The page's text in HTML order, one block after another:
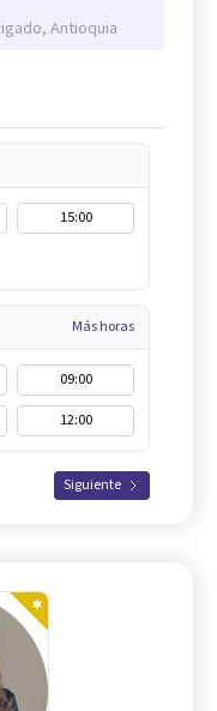
Antioquia
15:00
Más horas
09:00
12:00
Siguiente